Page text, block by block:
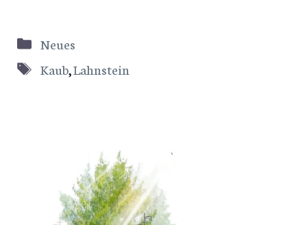
Kategorien
Neues
Schlagwörter
Kaub,Lahnstein